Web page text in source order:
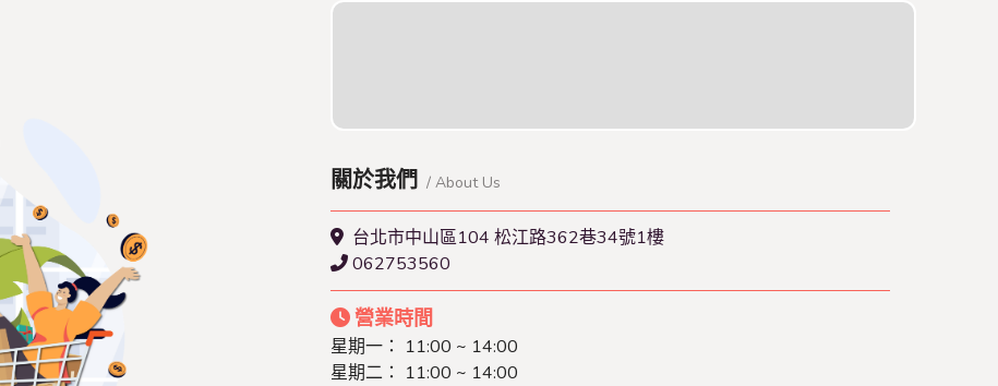
關於我們 / About Us
台北市中山區104 松江路362巷34號1樓
062753560
營業時間
星期一： 11:00 ~ 14:00
星期二： 11:00 ~ 14:00